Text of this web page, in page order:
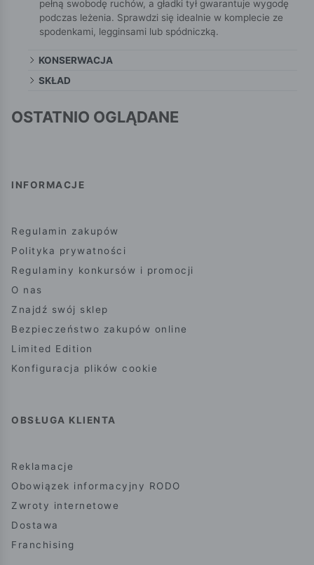
pełną swobodę ruchów, a gładki tył gwarantuje wygodę
podczas leżenia. Sprawdzi się idealnie w komplecie ze
spodenkami, legginsami lub spódniczką.
KONSERWACJA
SKŁAD
OSTATNIO OGLĄDANE
INFORMACJE
Regulamin zakupów
Polityka prywatności
Regulaminy konkursów i promocji
O nas
Znajdź swój sklep
Bezpieczeństwo zakupów online
Limited Edition
Konfiguracja plików cookie
OBSŁUGA KLIENTA
Reklamacje
Obowiązek informacyjny RODO
Zwroty internetowe
Dostawa
Franchising